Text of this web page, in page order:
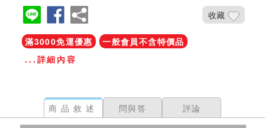
收藏
滿3000免運優惠
一般會員不含特價品
...詳細內容
商品敘述 問與答 評論